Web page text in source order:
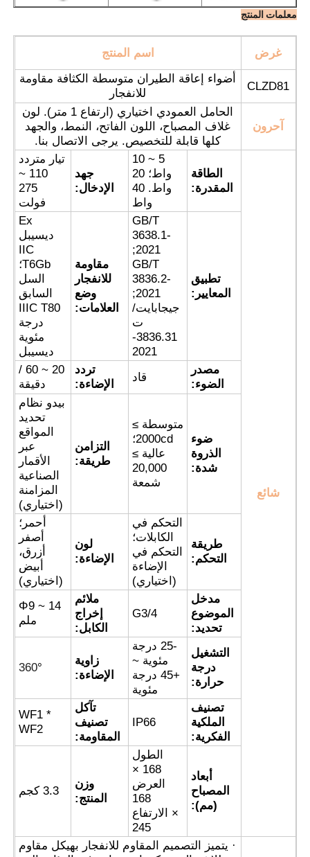
جولة في المعمل
إضاءة مقاومة للانفجار
ضوء إنذار مقاوم للانفجار
مروحة مقاومة للانفجار
مفتاح مقاوم للانفجار
غدد الكابلات المقاومة للانفجار
قابس ومقبس مقاوم للانفجار
معلمات المنتج
غرض اسم المنتج
CLZD81
أضواء إعاقة الطيران متوسطة الكثافة مقاومة
للانفجار
آحرون
الحامل العمودي اختياري (ارتفاع 1 متر). لون
غلاف المصباح، اللون الفاتح، النمط، والجهد
كلها قابلة للتخصيص. يرجى الاتصال بنا.
شائع
الطاقة
المقدرة:
5 ~ 10
واط؛ 20
واط. 40
واط
جهد
الإدخال:
تيار متردد
110 ~
275
فولت
تطبيق
المعايير:
GB/T
3638.1-
2021;
GB/T
3836.2-
2021;
جيجابايت/
ت
3836.31-
2021
مقاومة
للانفجار
وضع
العلامات:
Ex
ديسيبل
IIC
T6Gb؛
السل
السابق
IIIC T80
درجة
مئوية
ديسيبل
مصدر
الضوء:
قاد
تردد
الإضاءة:
20 ~ 60 /
دقيقة
ضوء
الذروة
شدة:
متوسطة ≥
2000cd؛
عالية ≥
20,000
شمعة
التزامن
طريقة:
بيدو نظام
تحديد
المواقع
عبر
الأقمار
الصناعية
المزامنة
(اختياري)
طريقة
التحكم:
التحكم في
الكابلات؛
التحكم في
الإضاءة
(اختياري)
لون
الإضاءة:
أحمر؛
أصفر
أزرق،
أبيض
(اختياري)
مدخل
الموضوع
تحديد:
G3/4
ملائم
إخراج
الكابل:
Φ9 ~ 14
ملم
التشغيل
درجة
حرارة:
-25 درجة
مئوية ~
+45 درجة
مئوية
زاوية
الإضاءة:
360°
تصنيف
الملكية
الفكرية:
IP66
تآكل
تصنيف
المقاومة:
WF1 *
WF2
أبعاد
المصباح
(مم):
الطول
168 ×
العرض
168
× الارتفاع
245
وزن
المنتج:
3.3 كجم
· يتميز التصميم المقاوم للانفجار بهيكل مقاوم